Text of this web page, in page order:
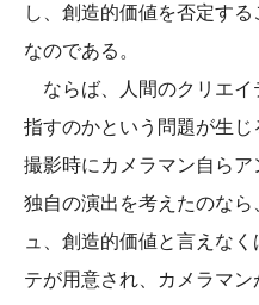
し、創造的価値を否定す
なのである。
ならば、人間のクリエイ
指すのかという問題が生じ
撮影時にカメラマン自らア
独自の演出を考えたのな
ュ、創造的価値と言えな
テが用意され、カメラマ